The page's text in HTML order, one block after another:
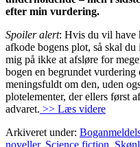
efter min vurdering.
Spoiler alert: Hvis du vil have
afkode bogens plot, så skal
mig på ikke at afsløre for
bogen en begrundet vurdering
meningsfuldt om den, uden
plotelementer, der ellers først
advaret. >> Læs videre
Arkiveret under: